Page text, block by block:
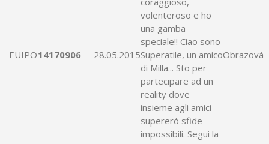
EUIPO14170906 28.05.2015
volenteroso e ho
una gamba
speciale!! Ciao sono
Superatile, un amico
di Milla... Sto per
partecipare ad un
reality dove
insieme agli amici
supereró sfide
impossibili. Segui la
Obrazová